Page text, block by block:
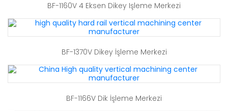
BF-1160V 4 Eksen Dikey Işleme Merkezi
BF-1370V Dikey İşleme Merkezi
BF-1166V Dik İşleme Merkezi